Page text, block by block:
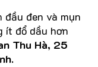
đầu đen và mụn
ít đổ dầu hơn
Thu Hà, 25